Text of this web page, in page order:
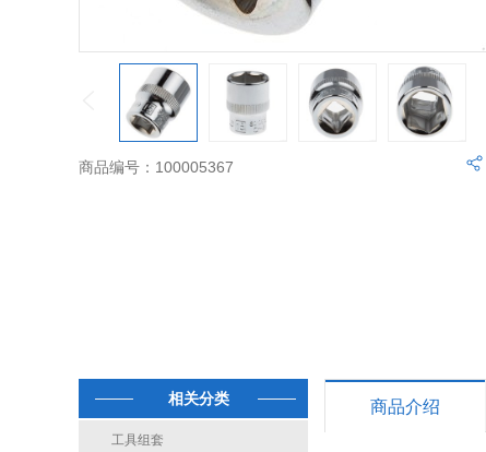
商品编号：100005367
相关分类
工具组套
商品介绍